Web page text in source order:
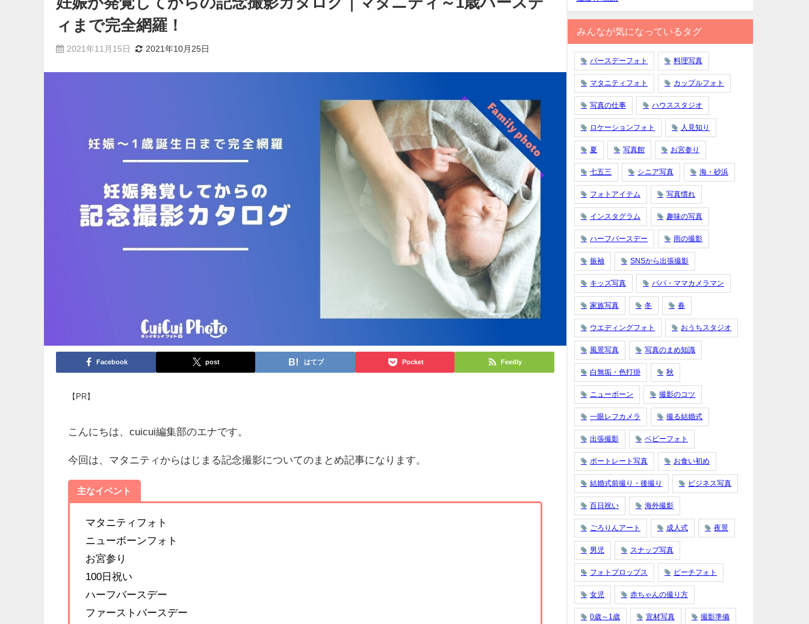
ィまで完全網羅！
2021年11月15日 2021年10月25日
Facebook post はてブ Pocket Feedly
【PR】
こんにちは、cuicui編集部のエナです。
今回は、マタニティからはじまる記念撮影についてのまとめ記事になります。
主なイベント
マタニティフォト
ニューボーンフォト
お宮参り
100日祝い
ハーフバースデー
ファーストバースデー
みんなが気になっているタグ
バースデーフォト 料理写真
マタニティフォト カップルフォト
写真の仕事 ハウススタジオ
ロケーションフォト 人見知り
夏 写真館 お宮参り
七五三 シニア写真 海・砂浜
フォトアイテム 写真慣れ
インスタグラム 趣味の写真
ハーフバースデー 雨の撮影
振袖 SNSから出張撮影
キッズ写真 パパ・ママカメラマン
家族写真 冬 春
ウエディングフォト おうちスタジオ
風景写真 写真のまめ知識
白無垢・色打掛 秋
ニューボーン 撮影のコツ
一眼レフカメラ 撮る結婚式
出張撮影 ベビーフォト
ポートレート写真 お食い初め
結婚式前撮り・後撮り ビジネス写真
百日祝い 海外撮影
ごろりんアート 成人式 夜景
男児 スナップ写真
フォトプロップス ビーチフォト
女児 赤ちゃんの撮り方
0歳～1歳 宣材写真 撮影準備